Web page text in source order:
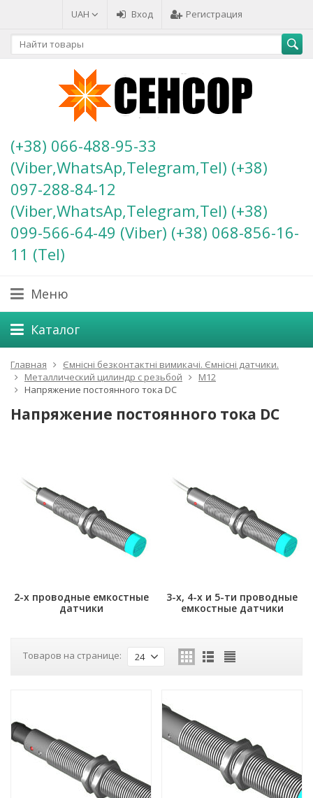
UAH Вход Регистрация
(+38) 066-488-95-33
(Viber,WhatsAp,Telegram,Tel) (+38)
097-288-84-12
(Viber,WhatsAp,Telegram,Tel) (+38)
099-566-64-49 (Viber) (+38) 068-856-16-
11 (Теl)
Меню
Каталог
Главная
Ємнісні безконтактні вимикачі. Ємнісні датчики.
Металлический цилиндр с резьбой
М12
Напряжение постоянного тока DC
Напряжение постоянного тока DC
2-х проводные емкостные
датчики
3-х, 4-х и 5-ти проводные
емкостные датчики
Товаров на странице: 24